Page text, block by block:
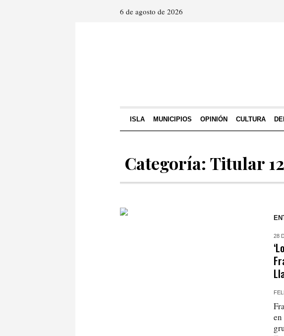
6 de agosto de 2026
ISLA MUNICIPIOS OPINIÓN CULTURA
Categoría: Titular 12
28